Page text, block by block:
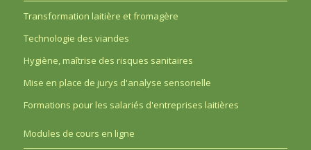
Transformation laitière et fromagère
Technologie des viandes
Hygiène, maîtrise des risques sanitaires
Mise en place de jurys d'analyse sensorielle
Formations pour les salariés d'entreprises laitières
Modules de cours en ligne